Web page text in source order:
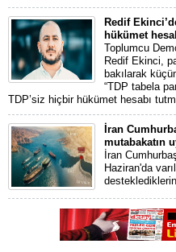
Redif
hükümet
Toplumcu
Redif Ekinci,
bakılarak
“TDP tabela
TDP’siz hiçbir hükümet hesabı
İran
mutabakatın
İran
Haziran'da